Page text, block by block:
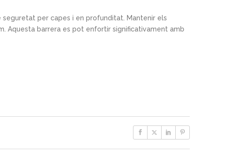
seguretat per capes i en profunditat. Mantenir els
Aquesta barrera es pot enfortir significativament amb